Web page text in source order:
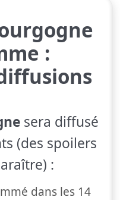
:
sera diffusé
(des spoilers
:
dans les 14